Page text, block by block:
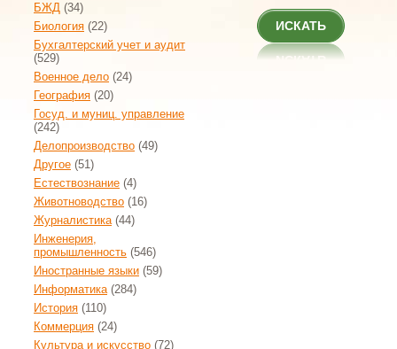
БЖД (34)
Биология (22)
Бухгалтерский учет и аудит
(529)
Военное дело (24)
География (20)
Госуд. и муниц. управление
(242)
Делопроизводство (49)
Другое (51)
Естествознание (4)
Животноводство (16)
Журналистика(44)
Инженерия,
промышленность (546)
Иностранные языки (59)
Информатика(284)
История (110)
Коммерция (24)
Культура и искусство (72)
ИСКАТЬ